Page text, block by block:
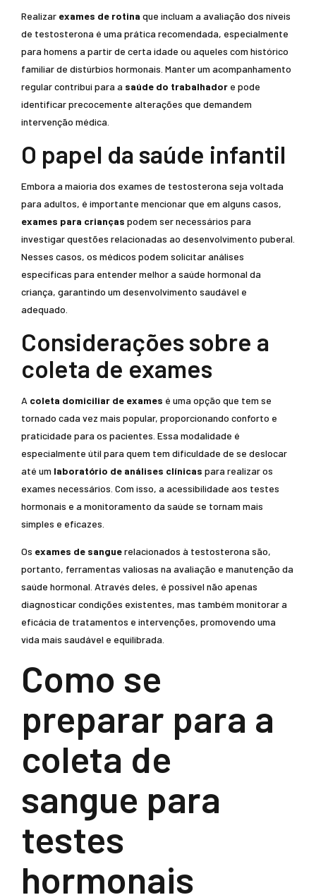
Realizar exames de rotina que incluam a avaliação dos níveis
de testosterona é uma prática recomendada, especialmente
para homens a partir de certa idade ou aqueles com histórico
familiar de distúrbios hormonais. Manter um acompanhamento
regular contribui para a saúde do trabalhador e pode
identificar precocemente alterações que demandem
intervenção médica.
O papel da saúde infantil
Embora a maioria dos exames de testosterona seja voltada
para adultos, é importante mencionar que em alguns casos,
exames para crianças podem ser necessários para
investigar questões relacionadas ao desenvolvimento puberal.
Nesses casos, os médicos podem solicitar análises
específicas para entender melhor a saúde hormonal da
criança, garantindo um desenvolvimento saudável e
adequado.
Considerações sobre a
coleta de exames
A coleta domiciliar de exames é uma opção que tem se
tornado cada vez mais popular, proporcionando conforto e
praticidade para os pacientes. Essa modalidade é
especialmente útil para quem tem dificuldade de se deslocar
até um laboratório de análises clínicas para realizar os
exames necessários. Com isso, a acessibilidade aos testes
hormonais e a monitoramento da saúde se tornam mais
simples e eficazes.
Os exames de sanguerelacionados à testosterona são,
portanto, ferramentas valiosas na avaliação e manutenção da
saúde hormonal. Através deles, é possível não apenas
diagnosticar condições existentes, mas também monitorar a
eficácia de tratamentos e intervenções, promovendo uma
vida mais saudável e equilibrada.
Como se
preparar para a
coleta de
sangue para
testes
hormonais